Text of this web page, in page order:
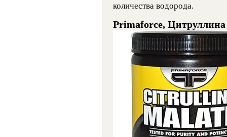
количества водорода.
Primaforce, Цитруллина